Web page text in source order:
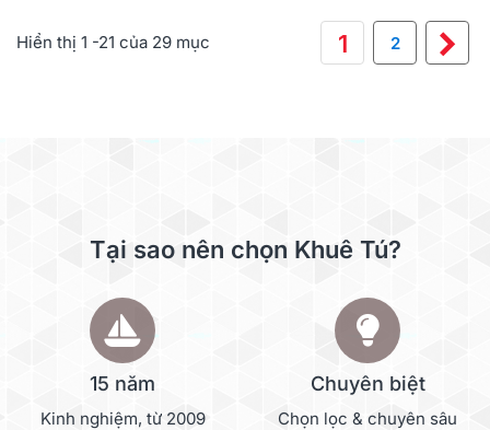
Hiển thị 1 -21 của 29 mục 1 2
Tại sao nên chọn Khuê Tú?
15 năm
Kinh nghiệm, từ 2009
Chuyên biệt
Chọn lọc & chuyên sâu